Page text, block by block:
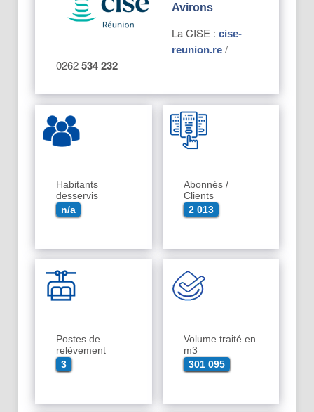
Avirons
La CISE : cise-
reunion.re /
0262534 232
Habitants
desservis
n/a
Abonnés /
Clients
2 013
Postes de
relèvement
3
Volume traité en
m3
301 095